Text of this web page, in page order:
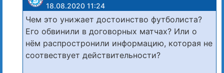
18.08.2020 11:24
Чем это унижает достоинство футболиста?
Его обвинили в договорных матчах? Или о
нём распростронили информацию, которая не
соотвествует действительности?